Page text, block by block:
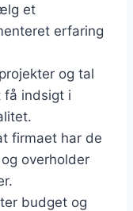
et
erfaring
og tal
få indsigt i
firmaet har de
overholder
budget og